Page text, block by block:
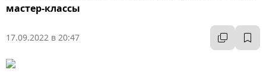
мастер-классы
17.09.2022 в 20:47